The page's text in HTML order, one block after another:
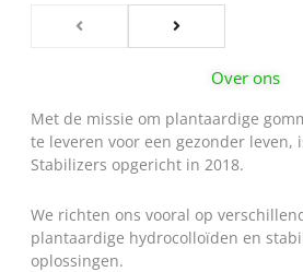
Over ons
Met de missie om plantaardige
te leveren voor een gezonder leven,
Stabilizers opgericht in 2018.
We richten ons vooral op
plantaardige hydrocolloïden en
oplossingen.